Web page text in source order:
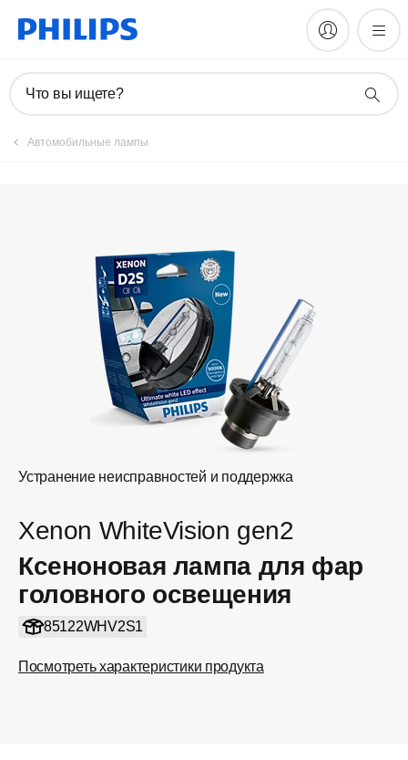
Что вы ищете?
Автомобильные лампы
Устранение неисправностей и поддержка
Xenon WhiteVision gen2
Ксеноновая лампа для фар
головного освещения
85122WHV2S1
Посмотреть характеристики продукта